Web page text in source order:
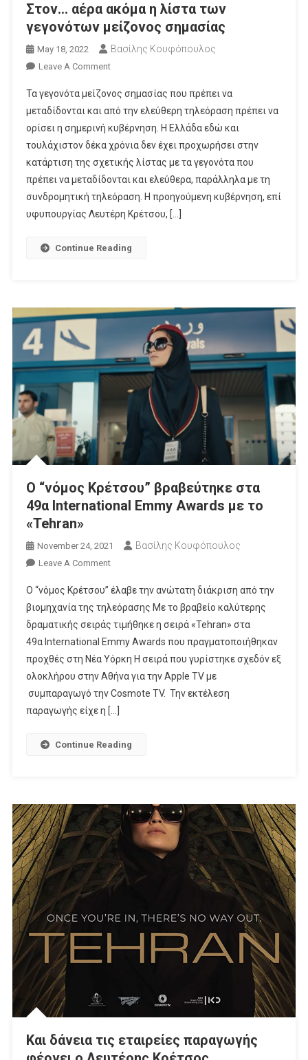
Στον… αέρα ακόμα η λίστα των
γεγονότων μείζονος σημασίας
May 18, 2022 Βασίλης Κουφόπουλος
Leave A CommentOn
Αέρα
Ακόμα
Η
Λίστα
Των
Γεγονότων
Μείζονος
Σημασίας
Τα γεγονότα μείζονος σημασίας που πρέπει να
μεταδίδονται και από την ελεύθερη τηλεόραση πρέπει να
ορίσει η σημερινή κυβέρνηση. Η Ελλάδα εδώ και
τουλάχιστον δέκα χρόνια δεν έχει προχωρήσει στην
κατάρτιση της σχετικής λίστας με τα γεγονότα που
πρέπει να μεταδίδονται και ελεύθερα, παράλληλα με τη
συνδρομητική τηλεόραση. Η προηγούμενη κυβέρνηση, επί
υφυπουργίας Λευτέρη Κρέτσου, […]
Continue Reading
Ο “νόμος Κρέτσου” βραβεύτηκε στα
49α International Emmy Awards με το
«Tehran»
November 24, 2021 Βασίλης Κουφόπουλος
Leave A CommentOn
“νόμος
Κρέτσου”
Βραβεύτηκε
Στα
49α
International
Emmy
Awards
«Tehran»
Ο “νόμος Κρέτσου” έλαβε την ανώτατη διάκριση από την
βιομηχανία της τηλεόρασης Με το βραβείο καλύτερης
δραματικής σειράς τιμήθηκε η σειρά «Tehran» στα
49α International Emmy Awards που πραγματοποιήθηκαν
προχθές στη Νέα Υόρκη Η σειρά που γυρίστηκε σχεδόν εξ
ολοκλήρου στην Αθήνα για την Apple TV με
συμπαραγωγό την Cosmote TV. Την εκτέλεση
παραγωγής είχε η […]
Continue Reading
Και δάνεια τις εταιρείες παραγωγής